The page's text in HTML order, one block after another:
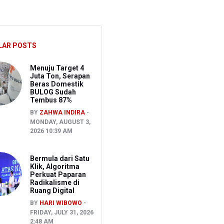
POSTS
Menuju Target 4
Juta Ton, Serapan
Beras Domestik
BULOG Sudah
Tembus 87%
BY ZAHWA INDIRA
MONDAY, AUGUST 3,
2026 10:39 AM
Bermula dari Satu
Klik, Algoritma
Perkuat Paparan
Radikalisme di
Ruang Digital
BY HARI WIBOWO
FRIDAY, JULY 31, 2026
2:48 AM